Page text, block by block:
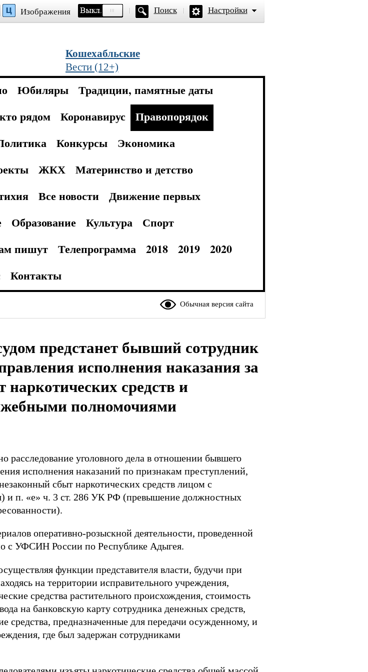
Изображения Поиск Настройки
Кошехабльские
Вести (12+)
Юбиляры
Традиции, памятные даты
рядом Коронавирус
Правопорядок
Конкурсы
Экономика
ЖКХ
Материнство и детство
Все новости
Движение первых
Образование Культура
Спорт
пишут Телепрограмма 2018 2019
2020
Контакты
Обычная версия сайта
предстанет бывший сотрудник
исполнения наказания за
средств и
полномочиями
уголовного дела в отношении бывшего
исполнения наказаний по признакам преступлений,
сбыт наркотических средств лицом с
и п. «е» ч. 3 ст. 286 УК РФ (превышение должностных
оперативно-розыскной деятельности, проведенной
с УФСИН России по Республике Адыгея.
функции представителя власти, будучи при
на территории исправительного учреждения,
средства растительного происхождения, стоимость
на банковскую карту сотрудника денежных средств,
средства, предназначенные для передачи осужденному, и
где был задержан сотрудниками